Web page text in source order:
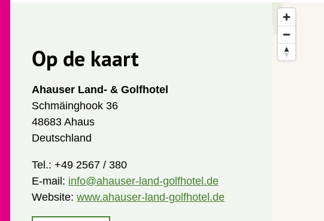
Op de kaart
Ahauser Land- & Golfhotel
Schmäinghook 36
48683 Ahaus
Deutschland
Tel.: +49 2567 / 380
E-mail: info@ahauser-land-golfhotel.de
Website: www.ahauser-land-golfhotel.de